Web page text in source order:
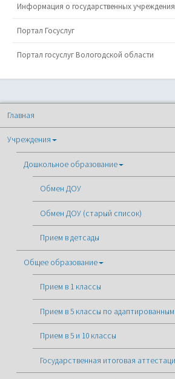
Информация о государственных
Портал Госуслуг
Портал госуслуг Вологодской области
Главная
Учреждения
Дошкольное образование
Обмен ДОУ
Обмен ДОУ (старый список)
Прием в детсады
Общее образование
Прием в 1 классы
Прием в 5 классы по
Прием в 5 и 10 классы
Государственная итоговая